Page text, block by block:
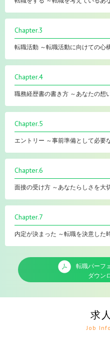
Chapter.3
転職活動 ～転職活動に向けての心
Chapter.4
職務経歴書の書き方 ～あなたの想
Chapter.5
エントリー ～事前準備として必要
Chapter.6
面接の受け方 ～あなたらしさを大
Chapter.7
内定が決まった ～転職を決意した
転職パーフ
ダウン
求
Job